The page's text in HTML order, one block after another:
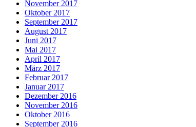
November 2017
Oktober 2017
September 2017
August 2017
Juni 2017
Mai 2017
April 2017
März 2017
Februar 2017
Januar 2017
Dezember 2016
November 2016
Oktober 2016
September 2016